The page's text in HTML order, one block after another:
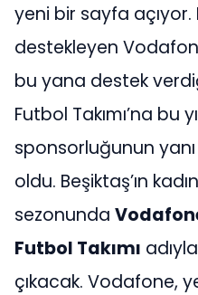
yeni bir sayfa
destekleyen
bu yana destek
Futbol Takımı’na bu
sponsorluğunun
oldu. Beşiktaş’ın
sezonunda
Futbol Takımı
çıkacak. Vodafone,